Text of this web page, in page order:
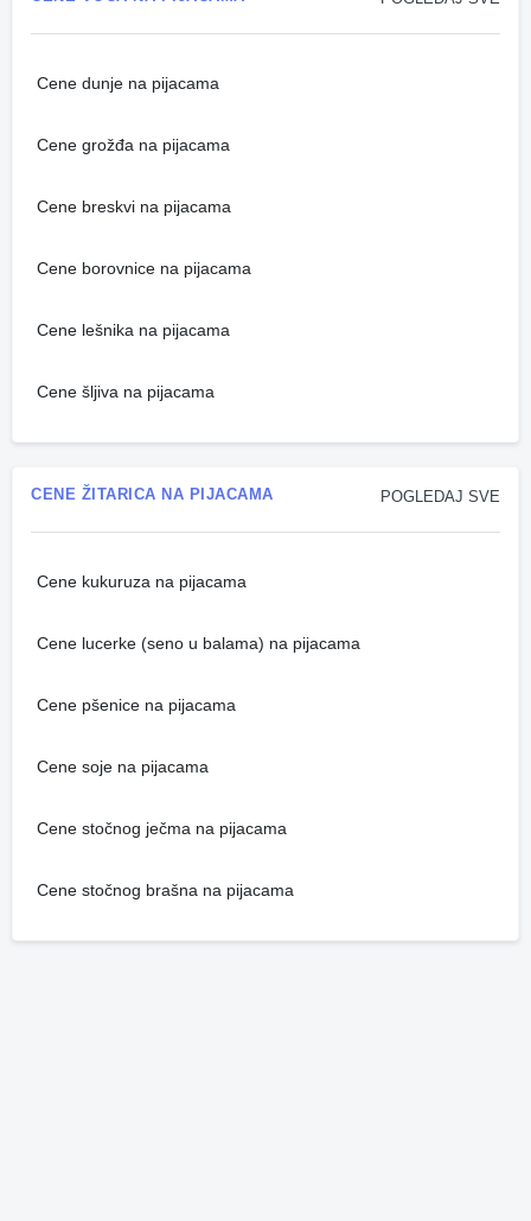
Cene dunje na pijacama
Cene grožđa na pijacama
Cene breskvi na pijacama
Cene borovnice na pijacama
Cene lešnika na pijacama
Cene šljiva na pijacama
POGLEDAJ SVE
CENE ŽITARICA NA PIJACAMA
Cene kukuruza na pijacama
Cene lucerke (seno u balama) na pijacama
Cene pšenice na pijacama
Cene soje na pijacama
Cene stočnog ječma na pijacama
Cene stočnog brašna na pijacama